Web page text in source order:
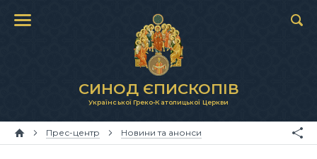
СИНОД ЄПИСКОПІВ
Української Греко-Католицької Церкви
Прес-центр Новини та анонси